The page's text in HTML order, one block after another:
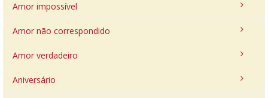
Amor impossível
Amor não correspondido
Amor verdadeiro
Aniversário